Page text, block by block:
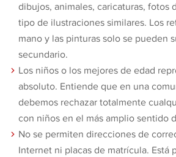
dibujos, animales, caricaturas, fotos
tipo de ilustraciones similares. Los
mano y las pinturas solo se pueden
secundario.
Los niños o los mejores de edad
absoluto. Entiende que en una
debemos rechazar totalmente
con niños en el más amplio sentido
No se permiten direcciones de
Internet ni placas de matrícula. Está